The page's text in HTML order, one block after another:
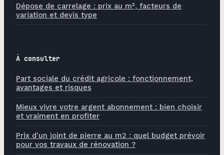
Dépose de carrelage : prix au m², facteurs de
variation et devis type
À consulter
Part sociale du crédit agricole : fonctionnement,
avantages et risques
Mieux vivre votre argent abonnement : bien choisir
et vraiment en profiter
Prix d'un joint de pierre au m2 : quel budget prévoir
pour vos travaux de rénovation ?